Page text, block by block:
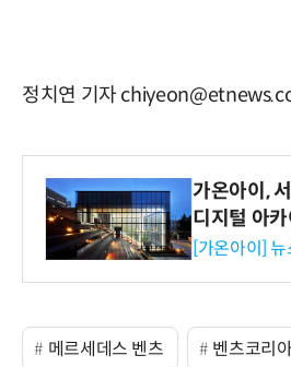
정치연 기자
가온아이,
디지털 아카
수행
[가온아이]
메르세데스 벤츠 벤츠코리